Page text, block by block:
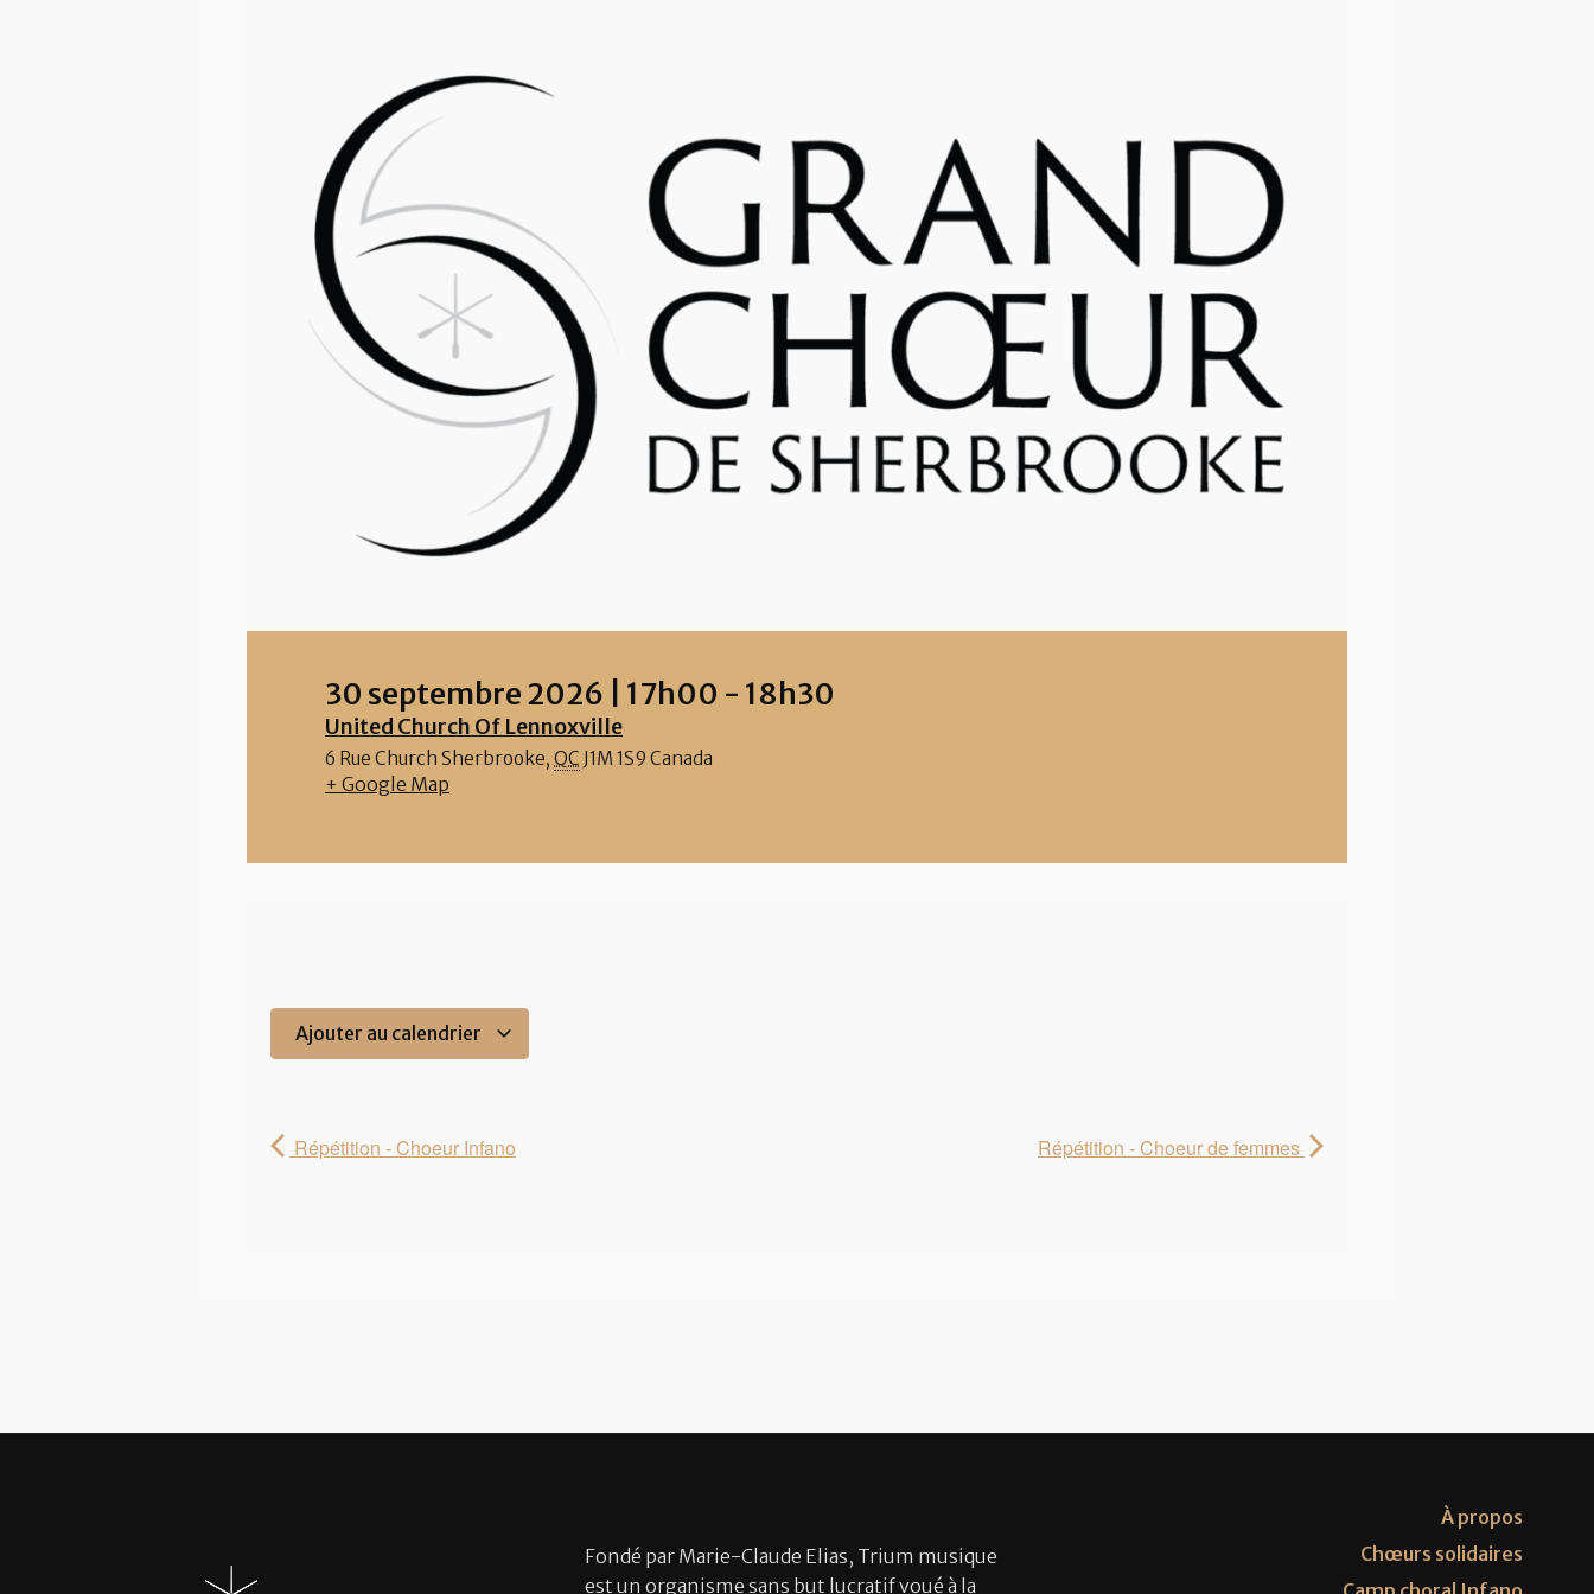
30 septembre 2026 17h00 - 18h30
United Church Of Lennoxville
6 Rue Church Sherbrooke, QC J1M 1S9 Canada
+ Google Map
Ajouter au calendrier
Répétition - Choeur Infano Répétition - Choeur de femmes
Fondé par Marie-Claude Elias, Trium musique
est un organisme sans but lucratif voué à la
À propos
Chœurs solidaires